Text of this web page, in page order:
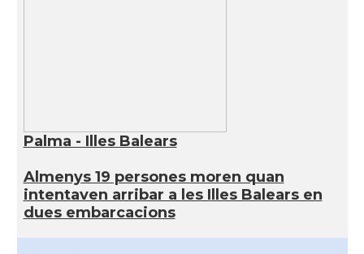
Palma - Illes Balears
Almenys 19 persones moren quan
intentaven arribar a les Illes Balears en
dues embarcacions